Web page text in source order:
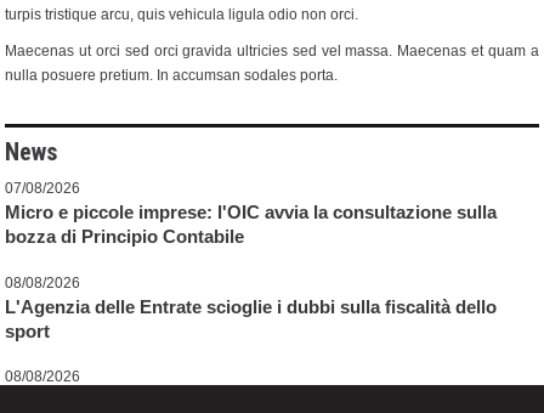
turpis tristique arcu, quis vehicula ligula odio non orci.
Maecenas ut orci sed orci gravida ultricies sed vel massa. Maecenas et quam a
nulla posuere pretium. In accumsan sodales porta.
News
07/08/2026
Micro e piccole imprese: l'OIC avvia la consultazione sulla
bozza di Principio Contabile
08/08/2026
L'Agenzia delle Entrate scioglie i dubbi sulla fiscalità dello
sport
08/08/2026